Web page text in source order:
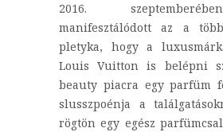
2016.
manifesztálódott az a
pletyka, hogy a
Louis Vuitton is belépni
beauty piacra egy parfüm
slusszpoénja a
rögtön egy egész